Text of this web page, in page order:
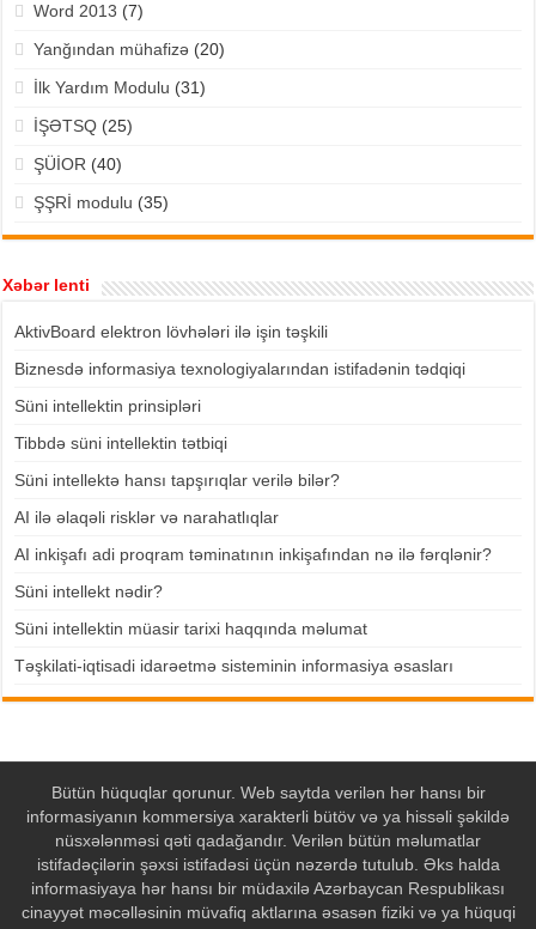
Word 2013 (7)
Yanğından mühafizə(20)
İlk Yardım Modulu (31)
İŞƏTSQ(25)
ŞÜİOR (40)
ŞŞRİ modulu (35)
Xəbər lenti
AktivBoard elektron lövhələri ilə işin təşkili
Biznesdə informasiya texnologiyalarından istifadənin tədqiqi
Süni intellektin prinsipləri
Tibbdə süni intellektin tətbiqi
Süni intellektə hansı tapşırıqlar verilə bilər?
AI ilə əlaqəli risklər və narahatlıqlar
AI inkişafı adi proqram təminatının inkişafından nə ilə fərqlənir?
Süni intellekt nədir?
Süni intellektin müasir tarixi haqqında məlumat
Təşkilati-iqtisadi idarəetmə sisteminin informasiya əsasları
Bütün hüquqlar qorunur. Web saytda verilən hər hansı bir
informasiyanın kommersiya xarakterli bütöv və ya hissəli şəkildə
nüsxələnməsi qəti qadağandır. Verilən bütün məlumatlar
istifadəçilərin şəxsi istifadəsi üçün nəzərdə tutulub. Əks halda
informasiyaya hər hansı bir müdaxilə Azərbaycan Respublikası
cinayyət məcəlləsinin müvafiq aktlarına əsasən fiziki və ya hüquqi